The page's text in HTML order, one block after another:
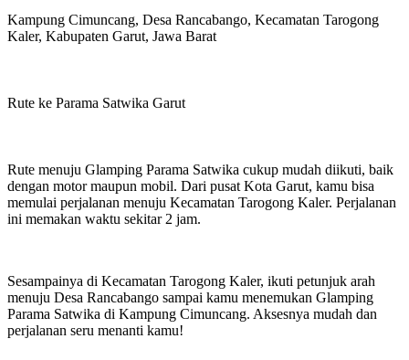
Kampung Cimuncang, Desa Rancabango, Kecamatan Tarogong
Kaler, Kabupaten Garut, Jawa Barat
Rute ke Parama Satwika Garut
Rute menuju Glamping Parama Satwika cukup mudah diikuti, baik
dengan motor maupun mobil. Dari pusat Kota Garut, kamu bisa
memulai perjalanan menuju Kecamatan Tarogong Kaler. Perjalanan
ini memakan waktu sekitar 2 jam.
Sesampainya di Kecamatan Tarogong Kaler, ikuti petunjuk arah
menuju Desa Rancabango sampai kamu menemukan Glamping
Parama Satwika di Kampung Cimuncang. Aksesnya mudah dan
perjalanan seru menanti kamu!